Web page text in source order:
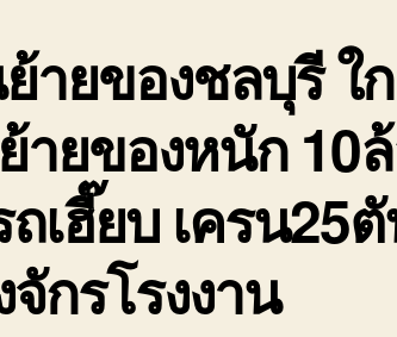
ายของชลบุรี ใ
ายของหนัก 10
เฮี๊ยบ เครน25
กรโรงงาน